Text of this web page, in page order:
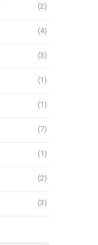
(2)
(4)
(3)
(1)
(1)
(7)
(1)
(2)
(3)